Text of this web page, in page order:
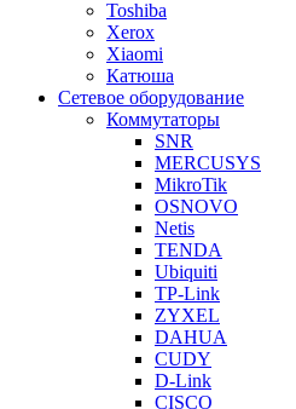
Toshiba
Xerox
Xiaomi
Катюша
Сетевое оборудование
Коммутаторы
SNR
MERCUSYS
MikroTik
OSNOVO
Netis
TENDA
Ubiquiti
TP-Link
ZYXEL
DAHUA
CUDY
D-Link
CISCO